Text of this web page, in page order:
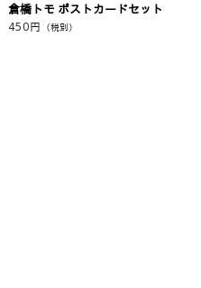
倉橋トモ ポストカードセット
450円 （税別）